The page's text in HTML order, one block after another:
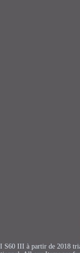
III à partir de 2018